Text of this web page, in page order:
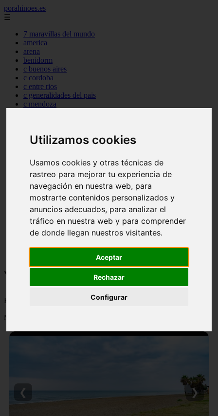
Utilizamos cookies
Usamos cookies y otras técnicas de
rastreo para mejorar tu experiencia de
navegación en nuestra web, para
mostrarte contenidos personalizados y
anuncios adecuados, para analizar el
tráfico en nuestra web y para comprender
de donde llegan nuestros visitantes.
Aceptar
Rechazar
Configurar
porahinoes.es
☰
7 maravillas del mundo
america
arena
benidorm
c buenos aires
c cordoba
c entre rios
c generalidades del pais
c mendoza
c santa fe
c zona austral
carmen
category
destinos
gijon
lanzarote
live
monumentos
naturaleza
Viajes y turismo
Blog sobre viajes y turismo, nacional e internacional, caro y barato
Mostrando 1 - 24 de 502 artículos
❮ ❯